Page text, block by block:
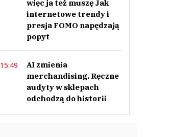
więc ja też muszę Jak
internetowe trendy i
presja FOMO napędzają
popyt
15:49
AI zmienia
merchandising. Ręczne
audyty w sklepach
odchodzą do historii